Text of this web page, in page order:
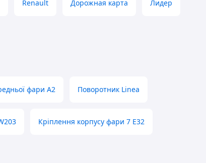
Renault Дорожная карта Лидер
фари A2 Поворотник Linea
Кріплення корпусу фари 7 E32